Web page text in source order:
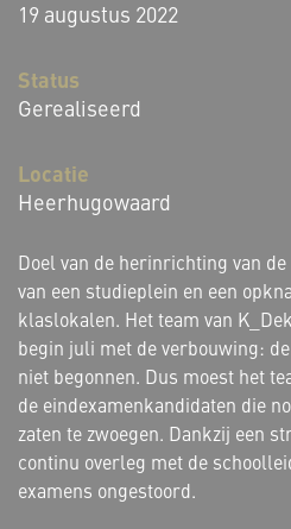
19 augustus 2022
Status
Gerealiseerd
Locatie
Heerhugowaard
Doel van de herinrichting van
van een studieplein en een
klaslokalen. Het team van
begin juli met de verbouwing:
niet begonnen. Dus moest het
de eindexamenkandidaten die
zaten te zwoegen. Dankzij een
continu overleg met de
examens ongestoord.